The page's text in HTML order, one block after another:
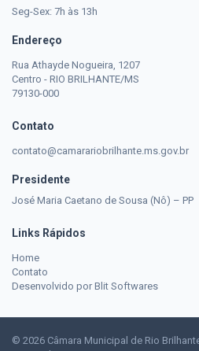
Seg-Sex: 7h às 13h
Endereço
Rua Athayde Nogueira, 1207
Centro - RIO BRILHANTE/MS
79130-000
Contato
contato@camarariobrilhante.ms.gov.br
Presidente
José Maria Caetano de Sousa (Nô) – PP
Links Rápidos
Home
Contato
Desenvolvido por Blit Softwares
© 2026 Câmara Municipal de Rio